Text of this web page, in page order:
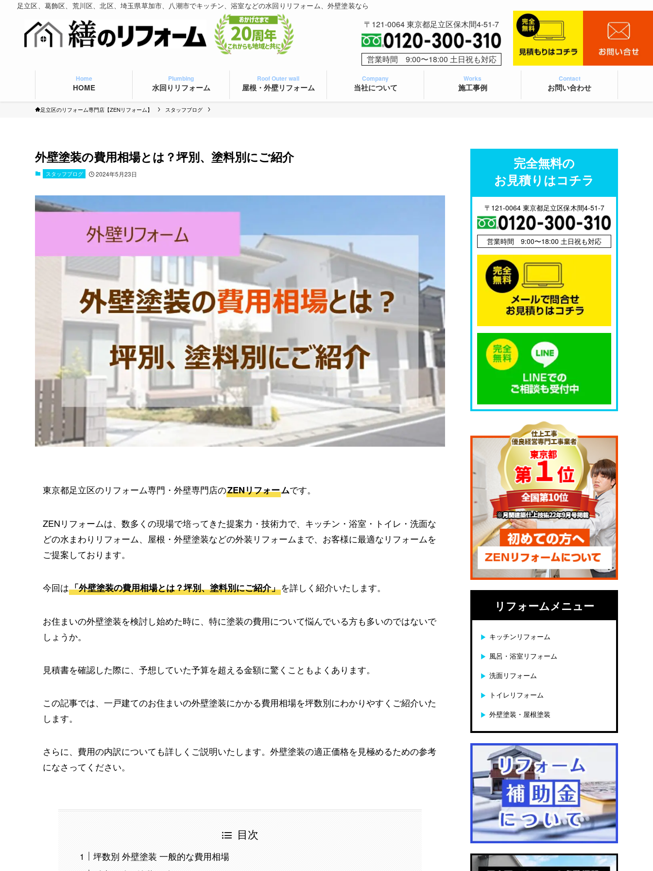
足立区、葛飾区、荒川区、北区、埼玉県草加市、八潮市でキッチン、浴室などの水回りリフォーム、外壁塗装なら
HOME
Home
水回りリフォーム
Plumbing
屋根・外壁リフォーム
Roof Outer wall
当社について
Company
施工事例
Works
お問い合わせ
Contact
〒121-0064 東京都足立区保木間4-51-7
営業時間 9:00〜18:00 土日祝も対応
足立区のリフォーム専門店【ZENリフォーム】 スタッフブログ
外壁塗装の費用相場とは？坪別、塗料別にご紹介
スタッフブログ 2024年5月23日
東京都足立区のリフォーム専門・外壁専門店のZENリフォームです。
ZENリフォームは、数多くの現場で培ってきた提案力・技術力で、キッチン・浴室・トイレ・洗面な
どの水まわりリフォーム、屋根・外壁塗装などの外装リフォームまで、お客様に最適なリフォームを
ご提案しております。
今回は「外壁塗装の費用相場とは？坪別、塗料別にご紹介」を詳しく紹介いたします。
お住まいの外壁塗装を検討し始めた時に、特に塗装の費用について悩んでいる方も多いのではないで
しょうか。
見積書を確認した際に、予想していた予算を超える金額に驚くこともよくあります。
この記事では、一戸建てのお住まいの外壁塗装にかかる費用相場を坪数別にわかりやすくご紹介いた
します。
さらに、費用の内訳についても詳しくご説明いたします。外壁塗装の適正価格を見極めるための参考
になさってください。
目次
坪数別 外壁塗装 一般的な費用相場
完全無料の
お見積りはコチラ
〒121-0064 東京都足立区保木間4-51-7
営業時間 9:00〜18:00 土日祝も対応
リフォームメニュー
キッチンリフォーム
風呂・浴室リフォーム
洗面リフォーム
トイレリフォーム
外壁塗装・屋根塗装